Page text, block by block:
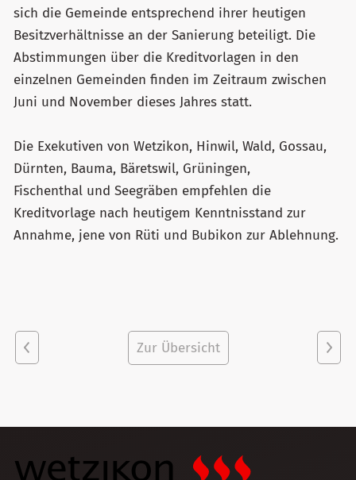
sich die Gemeinde entsprechend ihrer heutigen
Besitzverhältnisse an der Sanierung beteiligt. Die
Abstimmungen über die Kreditvorlagen in den
einzelnen Gemeinden finden im Zeitraum zwischen
Juni und November dieses Jahres statt.
Die Exekutiven von Wetzikon, Hinwil, Wald, Gossau,
Dürnten, Bauma, Bäretswil, Grüningen,
Fischenthal und Seegräben empfehlen die
Kreditvorlage nach heutigem Kenntnisstand zur
Annahme, jene von Rüti und Bubikon zur Ablehnung.
Vorheriger
Artikel
Zur Übersicht